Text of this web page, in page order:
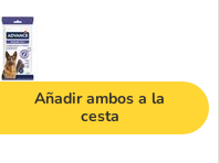
Añadir ambos a la
cesta